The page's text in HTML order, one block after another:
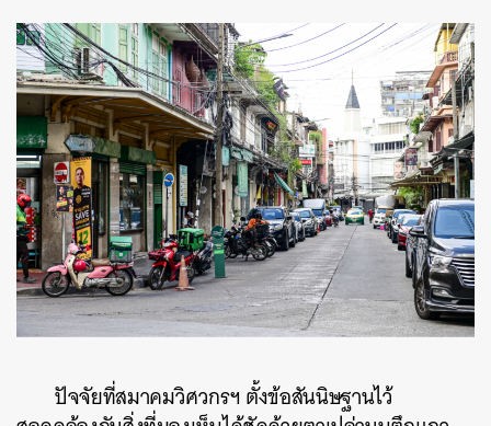
ปัจจัยที่สมาคมวิศวกรฯ ตั้งข้อสันนิษฐานไว้